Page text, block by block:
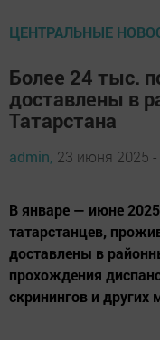
ЦЕНТРАЛЬНЫЕ
Более 24 тыс.
доставлены в
Татарстана
admin, 23 июня 2025 -
В январе — июне
татарстанцев,
доставлены в
прохождения
скринингов и других